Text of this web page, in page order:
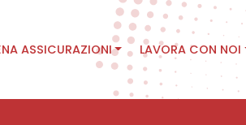
ASSICURAZIONI LAVORA CON NOI